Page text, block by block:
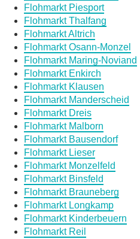
Flohmarkt Piesport
Flohmarkt Thalfang
Flohmarkt Altrich
Flohmarkt Osann-Monzel
Flohmarkt Maring-Noviand
Flohmarkt Enkirch
Flohmarkt Klausen
Flohmarkt Manderscheid
Flohmarkt Dreis
Flohmarkt Malborn
Flohmarkt Bausendorf
Flohmarkt Lieser
Flohmarkt Monzelfeld
Flohmarkt Binsfeld
Flohmarkt Brauneberg
Flohmarkt Longkamp
Flohmarkt Kinderbeuern
Flohmarkt Reil